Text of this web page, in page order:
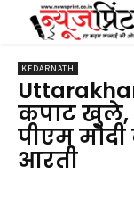
KEDARNATH
कपाट खुले,
पीएम
आरती